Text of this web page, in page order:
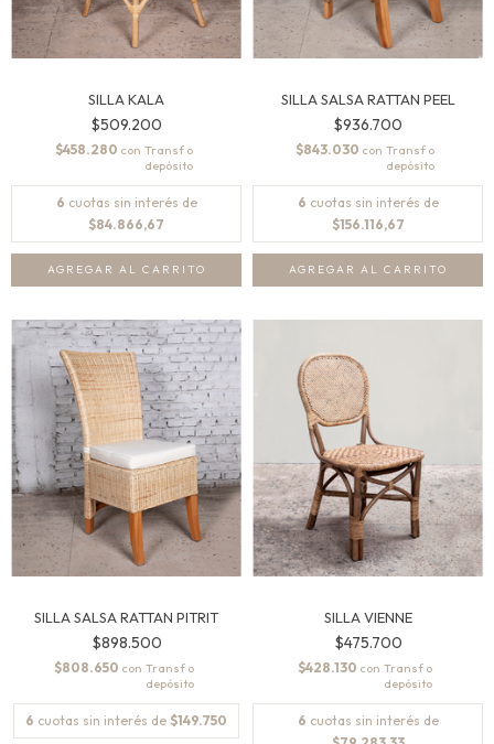
SILLA KALA
$509.200
$458.280 con
6 cuotas sin interés de
$84.866,67
SILLA SALSA RATTAN PEEL
$936.700
$843.030 con
6 cuotas sin interés de
$156.116,67
SILLA SALSA RATTAN PITRIT
$898.500
$808.650 con
6 cuotas sin interés de $149.750
SILLA VIENNE
$475.700
$428.130 con
6 cuotas sin interés de